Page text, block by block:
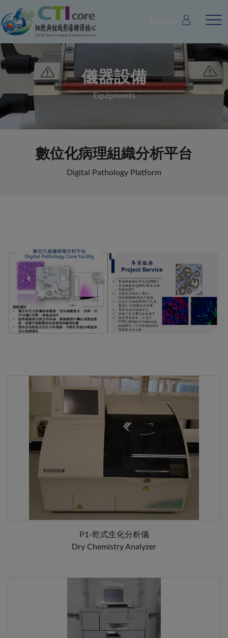
儀器設備
Equipments
數位化病理組織分析平台
Digital Pathology Platform
P1-乾式生化分析儀
Dry Chemistry Analyzer